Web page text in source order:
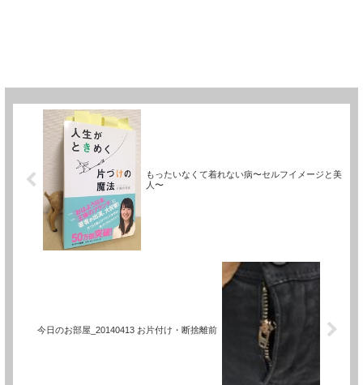
もったいなくて着れない病〜セルフイメージと美
人〜
今日のお部屋_20140413 お片付け・断捨離前